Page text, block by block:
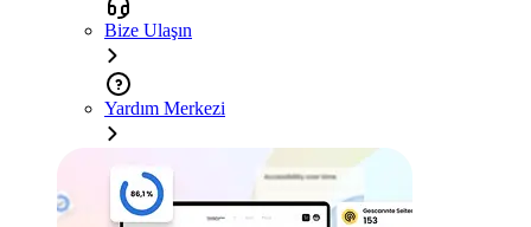
Bize Ulaşın
Yardım Merkezi